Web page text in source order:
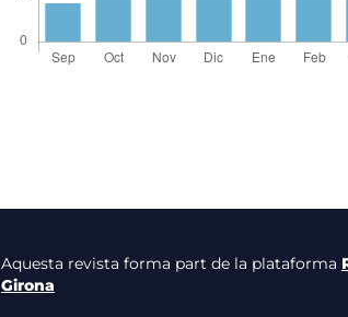
Aquesta revista forma part de la plataforma
Girona